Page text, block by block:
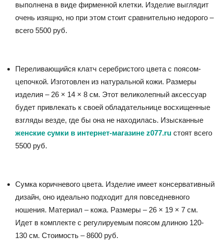
выполнена в виде фирменной клетки. Изделие выглядит
очень изящно, но при этом стоит сравнительно недорого –
всего 5500 руб.
Переливающийся клатч серебристого цвета с поясом-
цепочкой. Изготовлен из натуральной кожи. Размеры
изделия – 26 × 14 × 8 см. Этот великолепный аксессуар
будет привлекать к своей обладательнице восхищенные
взгляды везде, где бы она не находилась. Изысканные
женские сумки в интернет-магазине z077.ru стоят всего
5500 руб.
Сумка коричневого цвета. Изделие имеет консервативный
дизайн, оно идеально подходит для повседневного
ношения. Материал – кожа. Размеры – 26 × 19 × 7 см.
Идет в комплекте с регулируемым поясом длиною 120-
130 см. Стоимость – 8600 руб.